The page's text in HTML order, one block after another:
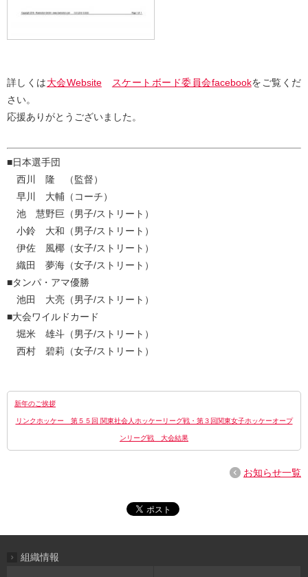
詳しくは大会Website スケートボード委員会facebookをご覧くだ
さい。
応援ありがとうございました。
■日本選手団
西川 隆 （監督）
早川 大輔（コーチ）
池 慧野巨（男子/ストリート）
小鈴 大和（男子/ストリート）
伊佐 風椰（女子/ストリート）
織田 夢海（女子/ストリート）
■タンパ・アマ優勝
池田 大亮（男子/ストリート）
■大会ワイルドカード
堀米 雄斗（男子/ストリート）
西村 碧莉（女子/ストリート）
新年のご挨拶
リンクホッケー 第５５回 関東社会人ホッケーリーグ戦・第３回関東女子ホッケーオープ
ンリーグ戦 大会結果
お知らせ一覧
組織情報